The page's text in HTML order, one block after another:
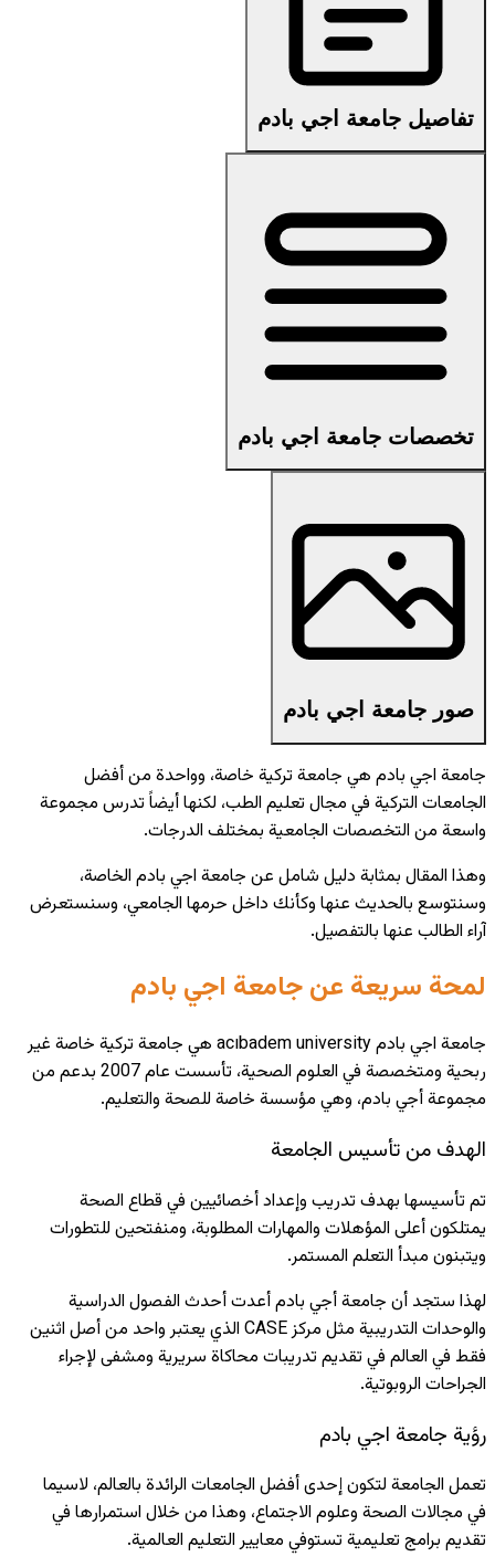
تفاصيل جامعة اجي بادم
تخصصات جامعة اجي بادم
صور جامعة اجي بادم
جامعة اجي بادم هي جامعة تركية خاصة، وواحدة من أفضل
الجامعات التركية في مجال تعليم الطب، لكنها أيضاً تدرس مجموعة
واسعة من التخصصات الجامعية بمختلف الدرجات.
وهذا المقال بمثابة دليل شامل عن جامعة اجي بادم الخاصة،
وسنتوسع بالحديث عنها وكأنك داخل حرمها الجامعي، وسنستعرض
آراء الطالب عنها بالتفصيل.
لمحة سريعة عن جامعة اجي بادم
جامعة اجي بادمacıbadem university هي جامعة تركية خاصة غير
ربحية ومتخصصة في العلوم الصحية، تأسست عام 2007 بدعم من
مجموعة أجي بادم، وهي مؤسسة خاصة للصحة والتعليم.
الهدف من تأسيس الجامعة
تم تأسيسها بهدف تدريب وإعداد أخصائيين في قطاع الصحة
يمتلكون أعلى المؤهلات والمهارات المطلوبة، ومنفتحين للتطورات
ويتبنون مبدأ التعلم المستمر.
لهذا ستجد أن جامعة أجي بادم أعدت أحدث الفصول الدراسية
والوحدات التدريبية مثل مركز CASE الذي يعتبر واحد من أصل اثنين
فقط في العالم في تقديم تدريبات محاكاة سريرية ومشفى لإجراء
الجراحات الروبوتية.
رؤية جامعة اجي بادم
تعمل الجامعة لتكون إحدى أفضل الجامعات الرائدة بالعالم، لاسيما
في مجالات الصحة وعلوم الاجتماع، وهذا من خلال استمرارها في
تقديم برامج تعليمية تستوفي معايير التعليم العالمية.